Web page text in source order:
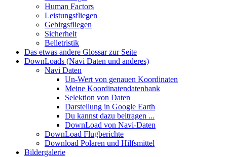
Human Factors
Leistungsfliegen
Gebirgsfliegen
Sicherheit
Belletristik
Das etwas andere Glossar zur Seite
DownLoads (Navi Daten und anderes)
Navi Daten
Un-Wert von genauen Koordinaten
Meine Koordinatendatenbank
Selektion von Daten
Darstellung in Google Earth
Du kannst dazu beitragen ...
DownLoad von Navi-Daten
DownLoad Flugberichte
Download Polaren und Hilfsmittel
Bildergalerie